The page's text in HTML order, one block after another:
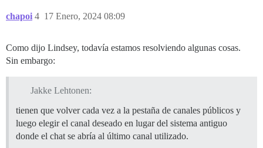
chapoi 17 Enero, 2024 08:09
4
Como dijo Lindsey, todavía estamos resolviendo algunas cosas.
Sin embargo:
Jakke Lehtonen:
tienen que volver cada vez a la pestaña de canales públicos y
luego elegir el canal deseado en lugar del sistema antiguo
donde el chat se abría al último canal utilizado.